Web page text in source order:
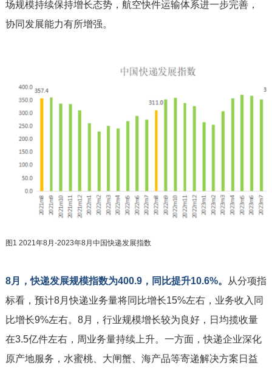
场规模持续保持增长态势，航空快件运输体系进一步完善，
协同发展能力有所增强。
图1 2021年8月-2023年8月中国快递发展指数
8月，快递发展规模指数为400.9，同比提升10.6%。
从分项指
标看，预计8月快递业务量将同比增长15%左右，业务收入同
比增长9%左右。8月，行业规模增长较为良好，日均揽收量
在3.5亿件左右，周业务量持续上升。一方面，快递企业深化
原产地服务，水蜜桃、大闸蟹、海产品等寄递解决方案日益